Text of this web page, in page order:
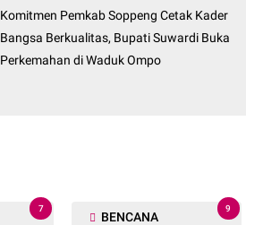
Komitmen Pemkab Soppeng Cetak Kader
Bangsa Berkualitas, Bupati Suwardi Buka
Perkemahan di Waduk Ompo
7
BENCANA
9